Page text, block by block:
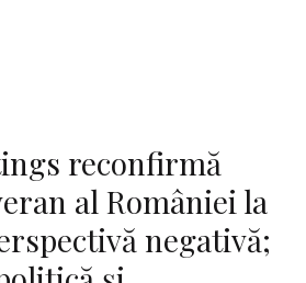
reconfirmă
al României la
negativă;